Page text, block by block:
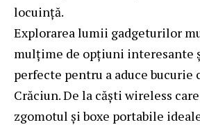
locuință.
Explorarea lumii gadgeturilor
mulțime de opțiuni interesante
perfecte pentru a aduce bucurie
Crăciun. De la căști wireless
zgomotul și boxe portabile